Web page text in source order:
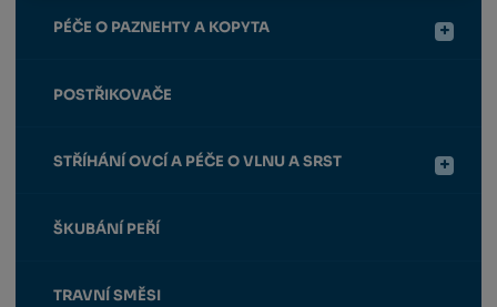
PÉČE O PAZNEHTY A KOPYTA
POSTŘIKOVAČE
STŘÍHÁNÍ OVCÍ A PÉČE O VLNU A SRST
ŠKUBÁNÍ PEŘÍ
TRAVNÍ SMĚSI